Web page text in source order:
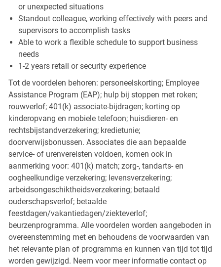
or unexpected situations
Standout colleague, working effectively with peers and
supervisors to accomplish tasks
Able to work a flexible schedule to support business
needs
1-2 years retail or security experience
Tot de voordelen behoren: personeelskorting; Employee
Assistance Program (EAP); hulp bij stoppen met roken;
rouwverlof; 401(k) associate-bijdragen; korting op
kinderopvang en mobiele telefoon; huisdieren- en
rechtsbijstandverzekering; kredietunie;
doorverwijsbonussen. Associates die aan bepaalde
service- of urenvereisten voldoen, komen ook in
aanmerking voor: 401(k) match; zorg-, tandarts- en
oogheelkundige verzekering; levensverzekering;
arbeidsongeschiktheidsverzekering; betaald
ouderschapsverlof; betaalde
feestdagen/vakantiedagen/ziekteverlof;
beurzenprogramma. Alle voordelen worden aangeboden in
overeenstemming met en behoudens de voorwaarden van
het relevante plan of programma en kunnen van tijd tot tijd
worden gewijzigd. Neem voor meer informatie contact op